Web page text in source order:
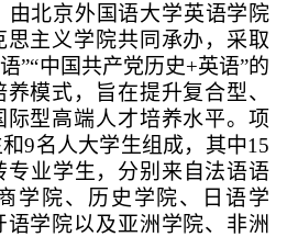
由北京外国语大学英语学院
主义学院共同承办，采取
”“中国共产党历史+英语”的
模式，旨在提升复合型、
型高端人才培养水平。项
9名人大学生组成，其中15
专业学生，分别来自法语语
学院、历史学院、日语学
语学院以及亚洲学院、非洲